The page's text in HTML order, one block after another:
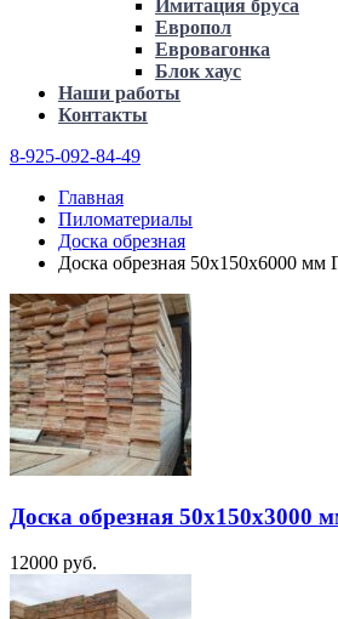
Имитация бруса
Европол
Евровагонка
Блок хаус
Наши работы
Контакты
8-925-092-84-49
Главная
Пиломатериалы
Доска обрезная
Доска обрезная 50х150х6000
Доска обрезная 50х150х3000
12000 руб.